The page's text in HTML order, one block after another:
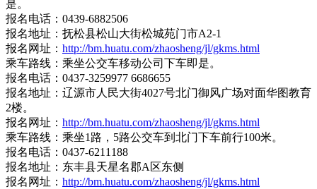
是。
报名电话：0439-6882506
报名地址：抚松县松山大街松城苑门市A2-1
报名网址： http://bm.huatu.com/zhaosheng/jl/gkms.html
乘车路线：乘坐公交车移动公司下车即是。
报名电话：0437-3259977 6686655
报名地址：辽源市人民大街4027号北门御风广场对面华图教育
2楼。
报名网址： http://bm.huatu.com/zhaosheng/jl/gkms.html
乘车路线：乘坐1路，5路公交车到北门下车前行100米。
报名电话：0437-6211188
报名地址：东丰县天星名郡A区东侧
报名网址： http://bm.huatu.com/zhaosheng/jl/gkms.html